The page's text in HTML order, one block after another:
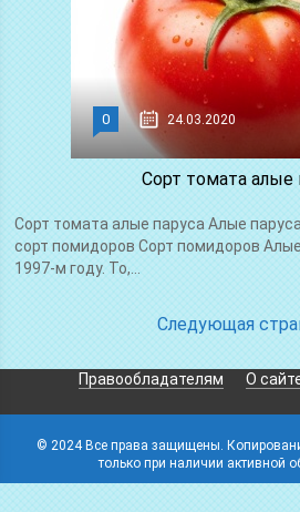
0 24.03.2020
Сорт томата алые
Сорт томата алые паруса Алые
сорт помидоров Сорт помидоров
1997-м году. То,...
Следующая
Правообладателям О
© 2024 Все права защищены.
только при наличии активной